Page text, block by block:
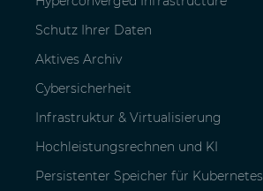
Schutz Ihrer Daten
Aktives Archiv
Cybersicherheit
Infrastruktur & Virtualisierung
Hochleistungsrechnen und KI
Persistenter Speicher für Kubernetes